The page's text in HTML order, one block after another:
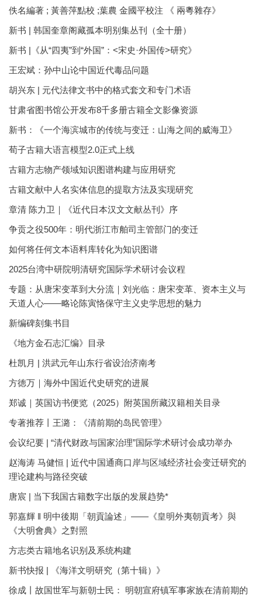
佚名編著 ; 黃善萍點校 ;葉農 金國平校注 《 兩粵雜存》
新书 | 韩国奎章阁藏孤本明别集丛刊（全十册）
新书 |《从“四夷”到“外国”：<宋史·外国传>研究》
王宏斌：孙中山论中国近代毒品问题
胡兴东 | 元代法律文书中的格式套文和专门术语
甘肃省图书馆公开发布8千多册古籍全文影像资源
新书：《一个海滨城市的传统与变迁：山海之间的威海卫》
荀子古籍大语言模型2.0正式上线
古籍方志物产领域知识图谱构建与应用研究
古籍文献中人名实体信息的提取方法及实现研究
章清 陈力卫｜《近代日本汉文文献丛刊》序
争贡之役500年：明代浙江市舶司主管部门的变迁
如何将任何文本语料库转化为知识图谱
2025台湾中研院明清研究国际学术研讨会议程
专题：从唐宋变革到大分流｜刘光临：唐宋变革、资本主义与
天道人心——略论陈寅恪保守主义史学思想的魅力
新编碑刻集书目
《地方金石志汇编》目录
杜凯月 | 洪武元年山东行省设治济南考
方徳万｜海外中国近代史研究的进展
郑诚｜英国访书便览（2025）附英国所藏汉籍相关目录
专著推荐丨王潞：《清前期的岛民管理》
会议纪要 | “清代财政与国家治理”国际学术研讨会成功举办
赵海涛 马健恒 | 近代中国通商口岸与区域经济社会变迁研究的
理论建构与路径突破
唐宸 | 当下我国古籍数字出版的发展趋势*
郭嘉輝 ‖ 明中後期「朝貢論述」——《皇明外夷朝貢考》與
《大明會典》之對照
方志类古籍地名识别及系统构建
新书快报 | 《海洋文明研究（第十辑）》
徐成丨故国世军与新朝士民： 明朝宣府镇军事家族在清前期的